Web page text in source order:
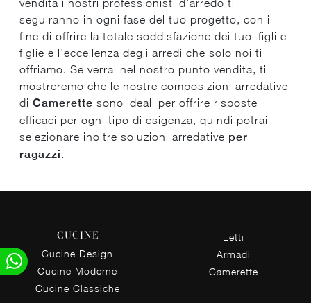
vendita i nostri professionisti d'arredo ti
seguiranno in ogni fase del tuo progetto, con il
fine di offrire la totale soddisfazione dei tuoi figli e
figlie e l'eccellenza degli arredi che solo noi ti
offriamo. Se verrai nel nostro punto vendita, ti
mostreremo che le nostre composizioni arredative
di Camerette sono ideali per offrire risposte
efficaci per ogni tipo di esigenza, quindi potrai
selezionare inoltre soluzioni arredative per
ragazzi.
CUCINE
Cucine Design
Cucine Moderne
Cucine Classiche
Letti
Armadi
Camerette